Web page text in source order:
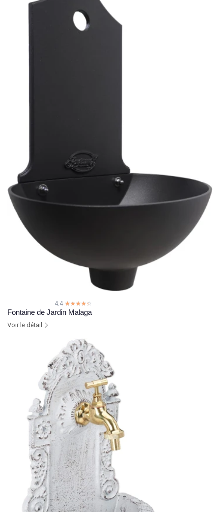
4.4 ☆☆☆☆☆
★★★★★
Fontaine de Jardin Malaga
Voir le détail